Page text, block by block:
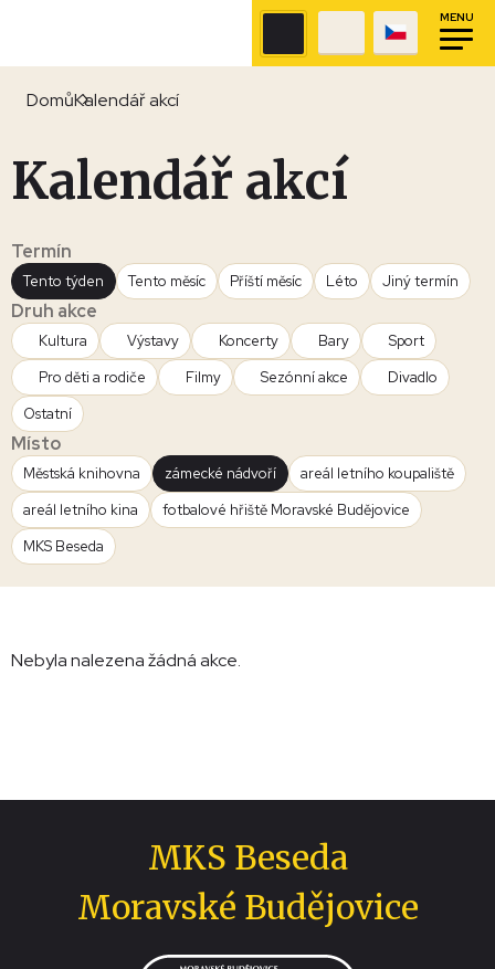
MENU
DomůKalendář akcí
Kalendář akcí
Termín
Tento týden Tento měsíc Příští měsíc Léto Jiný termín
Druh akce
Kultura Výstavy Koncerty Bary
Sport
Pro děti a rodiče
Filmy Sezónní akce
Divadlo
Ostatní
Místo
Městská knihovna zámecké nádvoří
areál letního koupaliště
areál letního kina
fotbalové hřiště Moravské Budějovice
MKS Beseda
Nebyla nalezena žádná akce.
MKS Beseda
Moravské Budějovice